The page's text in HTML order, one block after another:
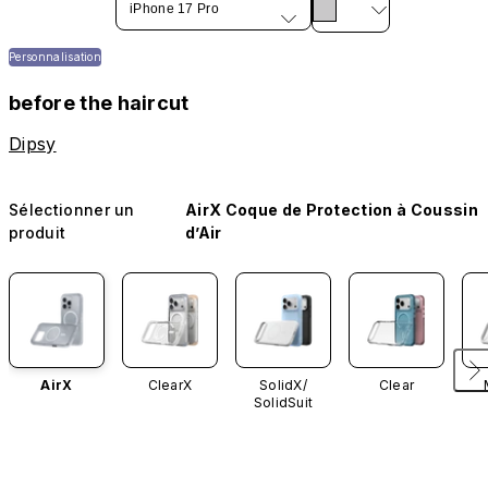
iPhone 17 Pro
Personnalisation
before the haircut
Dipsy
Sélectionner un
produit
AirX Coque de Protection à Coussin
d’Air
AirX ClearX
SolidX/
SolidSuit
Clear